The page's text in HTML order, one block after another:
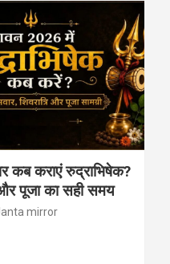
कब कराएं रुद्राभिषेक?
पूजा का सही समय
mirror